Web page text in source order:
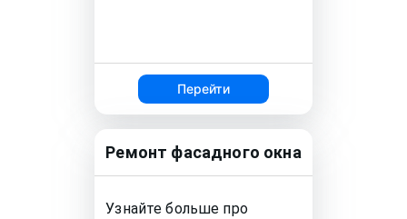
Перейти
Ремонт фасадного окна
Узнайте больше про